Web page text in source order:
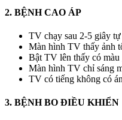
2. BỆNH CAO ÁP
TV chạy sau 2-5 giây tự
Màn hình TV thấy ảnh
Bật TV lên thấy có màu
Màn hình TV chỉ sáng
TV có tiếng không có
3. BỆNH BO ĐIỀU KHIỂN